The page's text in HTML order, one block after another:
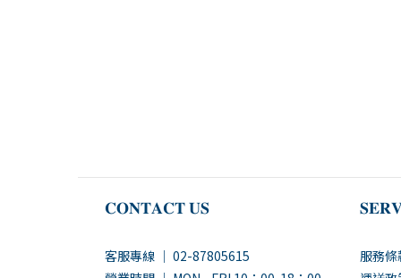
𝐂𝐎𝐍𝐓𝐀𝐂𝐓 𝐔𝐒
客服專線 ｜ 02-87805615
服務條